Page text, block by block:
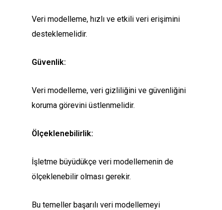
Veri modelleme, hızlı ve etkili veri erişimini
desteklemelidir.
Güvenlik:
Veri modelleme, veri gizliliğini ve güvenliğini
koruma görevini üstlenmelidir.
Ölçeklenebilirlik:
İşletme büyüdükçe veri modellemenin de
ölçeklenebilir olması gerekir.
Bu temeller başarılı veri modellemeyi